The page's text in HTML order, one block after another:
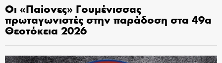
Οι «Παίονες» Γουμένισσας
πρωταγωνιστές στην παράδοση στα 49α
Θεοτόκεια 2026